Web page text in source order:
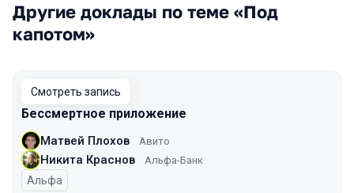
Другие доклады по теме «Под
капотом»
Смотреть запись
Бессмертное приложение
Матвей Плохов Авито
Никита Краснов Альфа-Банк
Альфа